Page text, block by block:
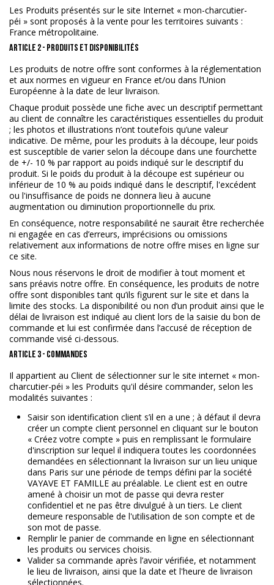
Les Produits présentés sur le site Internet « mon-charcutier-
péi » sont proposés à la vente pour les territoires suivants :
France métropolitaine.
ARTICLE 2 - PRODUITS ET DISPONIBILITÉS
Les produits de notre offre sont conformes à la réglementation
et aux normes en vigueur en France et/ou dans l’Union
Européenne à la date de leur livraison.
Chaque produit possède une fiche avec un descriptif permettant
au client de connaître les caractéristiques essentielles du produit
; les photos et illustrations n’ont toutefois qu’une valeur
indicative. De même, pour les produits à la découpe, leur poids
est susceptible de varier selon la découpe dans une fourchette
de +/- 10 % par rapport au poids indiqué sur le descriptif du
produit. Si le poids du produit à la découpe est supérieur ou
inférieur de 10 % au poids indiqué dans le descriptif, l'excédent
ou l'insuffisance de poids ne donnera lieu à aucune
augmentation ou diminution proportionnelle du prix.
En conséquence, notre responsabilité ne saurait être recherchée
ni engagée en cas d’erreurs, imprécisions ou omissions
relativement aux informations de notre offre mises en ligne sur
ce site.
Nous nous réservons le droit de modifier à tout moment et
sans préavis notre offre. En conséquence, les produits de notre
offre sont disponibles tant qu’ils figurent sur le site et dans la
limite des stocks. La disponibilité ou non d’un produit ainsi que le
délai de livraison est indiqué au client lors de la saisie du bon de
commande et lui est confirmée dans l’accusé de réception de
commande visé ci-dessous.
ARTICLE 3 - COMMANDES
Il appartient au Client de sélectionner sur le site internet « mon-
charcutier-péi » les Produits qu'il désire commander, selon les
modalités suivantes :
Saisir son identification client s’il en a une ; à défaut il devra
créer un compte client personnel en cliquant sur le bouton
« Créez votre compte » puis en remplissant le formulaire
d'inscription sur lequel il indiquera toutes les coordonnées
demandées en sélectionnant la livraison sur un lieu unique
dans Paris sur une période de temps défini par la société
VAYAVE ET FAMILLE au préalable. Le client est en outre
amené à choisir un mot de passe qui devra rester
confidentiel et ne pas être divulgué à un tiers. Le client
demeure responsable de l'utilisation de son compte et de
son mot de passe.
Remplir le panier de commande en ligne en sélectionnant
les produits ou services choisis.
Valider sa commande après l’avoir vérifiée, et notamment
le lieu de livraison, ainsi que la date et l'heure de livraison
sélectionnées.